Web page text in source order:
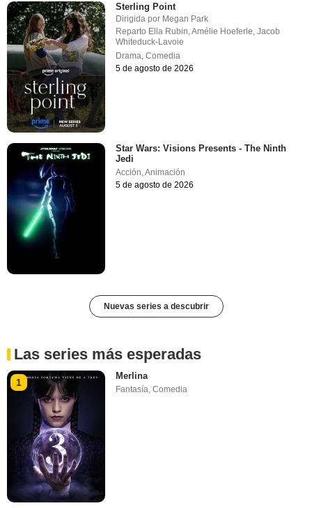
Sterling Point
Dirigida por Megan Park
Reparto Ella Rubin ,Amélie Hoeferle ,Jacob
Whiteduck-Lavoie
Drama ,Comedia
5 de agosto de 2026
Star Wars: Visions Presents - The Ninth
Jedi
Acción,Animación
5 de agosto de 2026
Nuevas series a descubrir
Las series más esperadas
1
Merlina
Fantasía,Comedia